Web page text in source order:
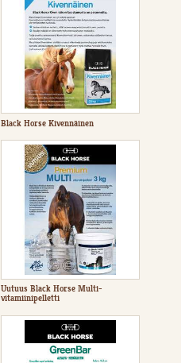
Black Horse Kivennäinen
Uutuus Black Horse Multi-
vitamiinipelletti